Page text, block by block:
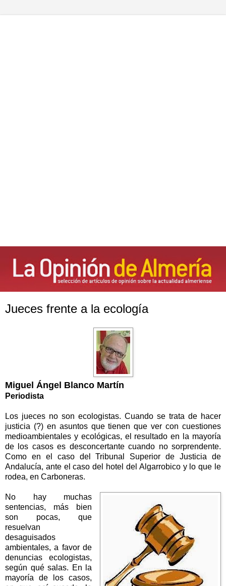
Jueces frente a la ecología
Miguel Ángel Blanco Martín
Periodista
Los jueces no son ecologistas. Cuando se trata de hacer
justicia (?) en asuntos que tienen que ver con cuestiones
medioambientales y ecológicas, el resultado en la mayoría
de los casos es desconcertante cuando no sorprendente.
Como en el caso del Tribunal Superior de Justicia de
Andalucía, ante el caso del hotel del Algarrobico y lo que le
rodea, en Carboneras.
No hay muchas
sentencias, más bien
son pocas, que
resuelvan
desaguisados
ambientales, a favor de
denuncias ecologistas,
según qué salas. En la
mayoría de los casos,